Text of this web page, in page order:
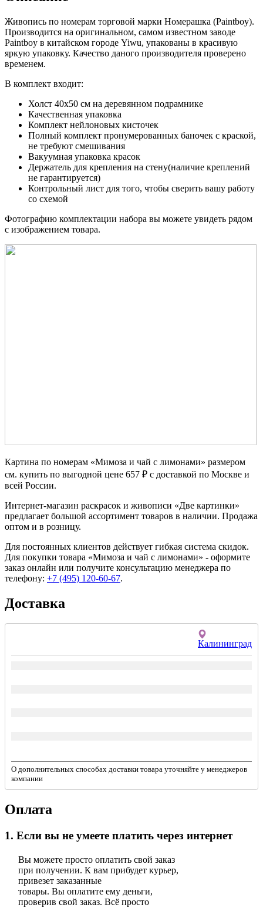
Живопись по номерам торговой марки Номерашка (Paintboy).
Производится на оригинальном, самом известном заводе
Paintboy в китайском городе Yiwu, упакованы в красивую
яркую упаковку. Качество даного производителя проверено
временем.
В комплект входит:
Холст 40x50 см на деревянном подрамнике
Качественная упаковка
Комплект нейлоновых кисточек
Полный комплект пронумерованных баночек с краской,
не требуют смешивания
Вакуумная упаковка красок
Держатель для крепления на стену(наличие креплений
не гарантируется)
Контрольный лист для того, чтобы сверить вашу работу
со схемой
Фотографию комплектации набора вы можете увидеть рядом
с изображением товара.
Картина по номерам «Мимоза и чай с лимонами» размером
см. купить по выгодной цене 657 ₽ с доставкой по Москве и
всей России.
Интернет-магазин раскрасок и живописи «Две картинки»
предлагает большой ассортимент товаров в наличии. Продажа
оптом и в розницу.
Для постоянных клиентов действует гибкая система скидок.
Для покупки товара «Мимоза и чай с лимонами» - оформите
заказ онлайн или получите консультацию менеджера по
телефону: +7 (495) 120-60-67.
Доставка
Калининград
О дополнительных способах доставки товара уточняйте у менеджеров
компании
Оплата
1. Если вы не умеете платить через интернет
Вы можете просто оплатить свой заказ
при получении. К вам прибудет курьер,
привезет заказанные
товары. Вы оплатите ему деньги,
проверив свой заказ. Всё просто